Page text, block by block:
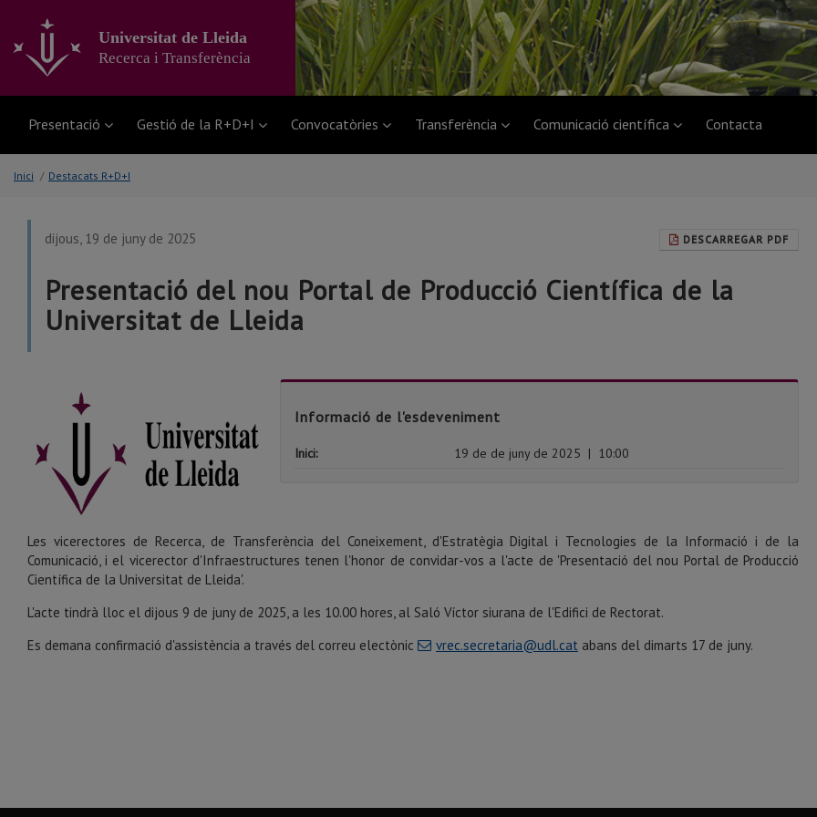
contingut
principal
la
pàgina
Universitat de Lleida
Recerca i Transferència
Presentació Gestió de la R+D+I Convocatòries Transferència Comunicació científica Contacta
Inici / Destacats R+D+I
DESCARREGAR PDF
dijous, 19 de juny de 2025
Presentació del nou Portal de Producció Científica de la
Universitat de Lleida
Informació de l'esdeveniment
Inici: 19 de de juny de 2025 | 10:00
Les vicerectores de Recerca, de Transferència del Coneixement, d'Estratègia Digital i Tecnologies de la Informació i de la
Comunicació, i el vicerector d'Infraestructures tenen l'honor de convidar-vos a l'acte de 'Presentació del nou Portal de Producció
Científica de la Universitat de Lleida'.
L'acte tindrà lloc el dijous 9 de juny de 2025, a les 10.00 hores, al Saló Víctor siurana de l'Edifici de Rectorat.
Es demana confirmació d'assistència a través del correu electònic
vrec.secretaria@udl.cat abans del dimarts 17 de juny.